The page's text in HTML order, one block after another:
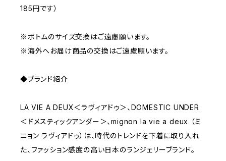
185円です）
※ボトムのサイズ交換はご遠慮願います。
※海外へお届け商品の交換はご遠慮願います。
◆ブランド紹介
LA VIE A DEUX＜ラヴィアドゥ＞、DOMESTIC UNDER
＜ドメスティックアンダー＞、mignon la vie a deux （ミ
ニョン ラヴィアドゥ）は、時代のトレンドを下着に取り入れ
た、ファッション感度の高い日本のランジェリーブランド。